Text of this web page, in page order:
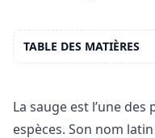
La sauge est l’une
espèces. Son nom latin
TABLE DES MATIÈRES